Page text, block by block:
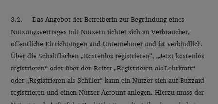
3.2. Das Angebot der Betreiberin zur Begründung eines
Nutzungsvertrages mit Nutzern richtet sich an Verbraucher,
öffentliche Einrichtungen und Unternehmer und ist verbindlich.
Über die Schaltflächen „Kostenlos registrieren“, „Jetzt kostenlos
registrieren“ oder über den Reiter „Registrieren als Lehrkraft“
oder „Registrieren als Schüler“ kann ein Nutzer sich auf Buzzard
registrieren und einen Nutzer-Account anlegen. Hierzu muss der